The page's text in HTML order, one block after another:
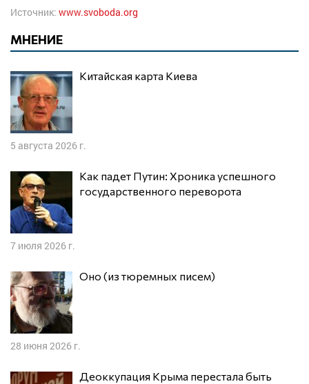
Источник: www.svoboda.org
МНЕНИЕ
Китайская карта Киева
5 августа 2026 г.
Как падет Путин: Хроника успешного
государственного переворота
7 июля 2026 г.
Оно (из тюремных писем)
28 июня 2026 г.
Деоккупация Крыма перестала быть